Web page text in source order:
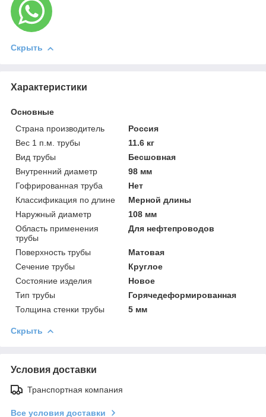
Скрыть
Характеристики
Основные
Страна производитель
Россия
Вес 1 п.м. трубы
11.6 кг
Вид трубы
Бесшовная
Внутренний диаметр
98 мм
Гофрированная труба
Нет
Классификация по длине
Мерной длины
Наружный диаметр
108 мм
Область применения
трубы
Для нефтепроводов
Поверхность трубы
Матовая
Сечение трубы
Круглое
Состояние изделия
Новое
Тип трубы
Горячедеформированная
Толщина стенки трубы
5 мм
Скрыть
Условия доставки
Транспортная компания
Все условия доставки